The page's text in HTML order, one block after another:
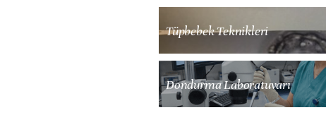
Tüpbebek Teknikleri
Dondurma Laboratuvarı